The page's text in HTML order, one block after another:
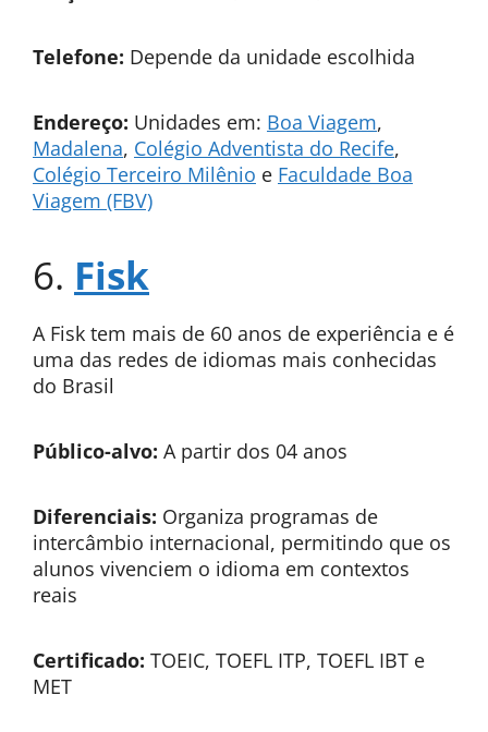
Telefone: Depende da unidade escolhida
Endereço: Unidades em: Boa Viagem,
Madalena, Colégio Adventista do Recife,
Colégio Terceiro Milênio e Faculdade Boa
Viagem (FBV)
6. Fisk
A Fisk tem mais de 60 anos de experiência e é
uma das redes de idiomas mais conhecidas
do Brasil
Público-alvo: A partir dos 04 anos
Diferenciais: Organiza programas de
intercâmbio internacional, permitindo que os
alunos vivenciem o idioma em contextos
reais
Certificado: TOEIC, TOEFL ITP, TOEFL IBT e
MET